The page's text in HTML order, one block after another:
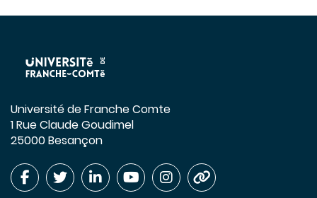
Université de Franche Comte
1 Rue Claude Goudimel
25000 Besançon